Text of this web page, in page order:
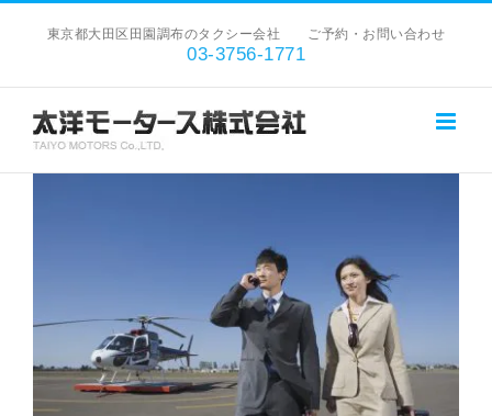
東京都大田区田園調布のタクシー会社 ご予約・お問い合わせ
03-3756-1771